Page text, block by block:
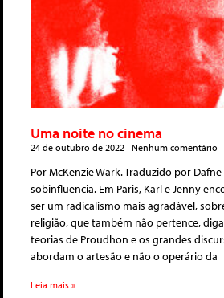
Uma noite no cinema
24 de outubro de 2022 Nenhum comentário
Por McKenzie Wark. Traduzido por
sobinfluencia. Em Paris, Karl e Jenny
ser um radicalismo mais agradável,
religião, que também não pertence,
teorias de Proudhon e os grandes
abordam o artesão e não o operário da
Leia mais »